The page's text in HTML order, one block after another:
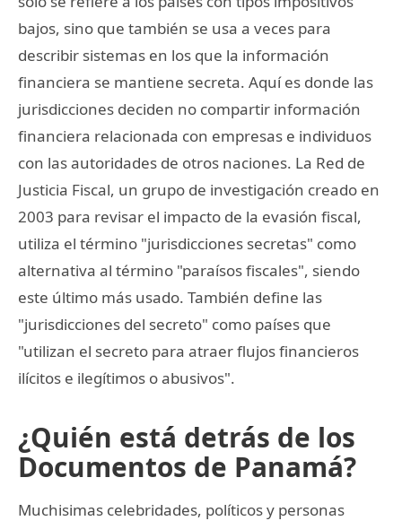
bajos, sino que también se usa a veces para
describir sistemas en los que la información
financiera se mantiene secreta. Aquí es donde las
jurisdicciones deciden no compartir información
financiera relacionada con empresas e individuos
con las autoridades de otros naciones. La Red de
Justicia Fiscal, un grupo de investigación creado en
2003 para revisar el impacto de la evasión fiscal,
utiliza el término "jurisdicciones secretas" como
alternativa al término "paraísos fiscales", siendo
este último más usado. También define las
"jurisdicciones del secreto" como países que
"utilizan el secreto para atraer flujos financieros
ilícitos e ilegítimos o abusivos".
¿Quién está detrás de los
Documentos de Panamá?
Muchisimas celebridades, políticos y personas